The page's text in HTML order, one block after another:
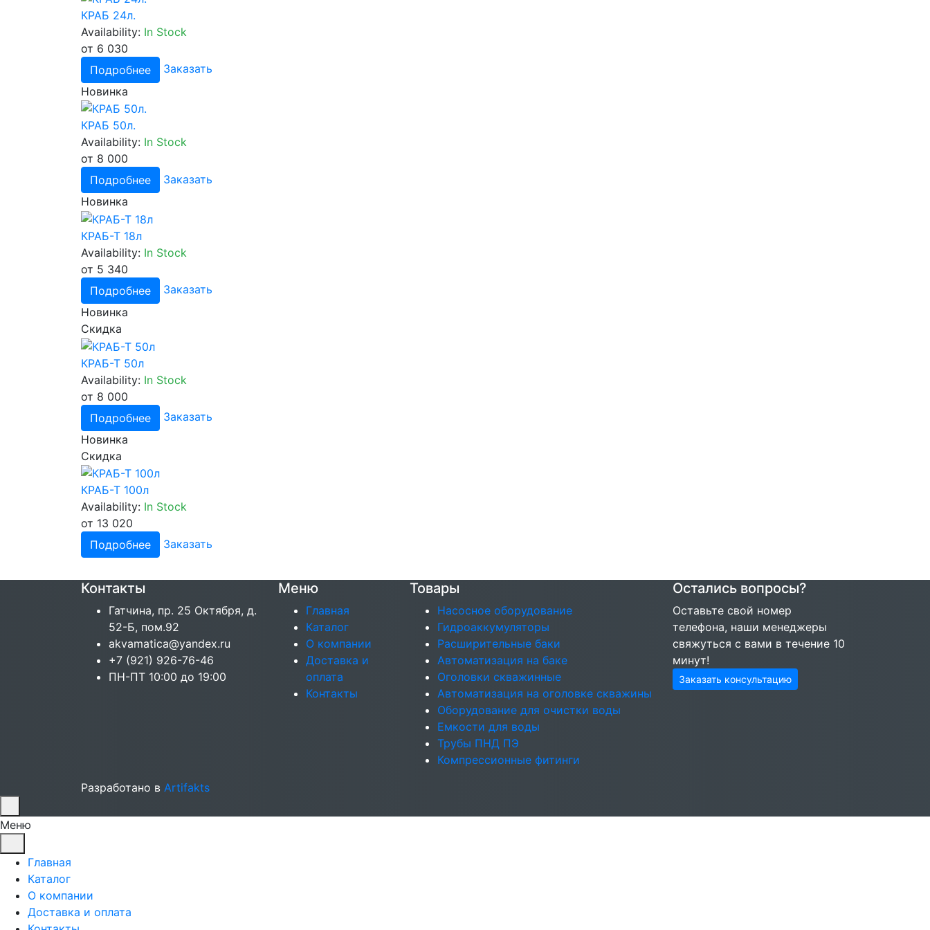
КРАБ 24л.
Availability: In Stock
от 6 030
Подробнее
Заказать
Новинка
КРАБ 50л.
Availability: In Stock
от 8 000
Подробнее
Заказать
Новинка
КРАБ-Т 18л
Availability: In Stock
от 5 340
Подробнее
Заказать
Новинка
Скидка
КРАБ-Т 50л
Availability: In Stock
от 8 000
Подробнее
Заказать
Новинка
Скидка
КРАБ-Т 100л
Availability: In Stock
от 13 020
Подробнее
Заказать
Контакты
Гатчина, пр. 25 Октября, д.
52-Б, пом.92
akvamatica@yandex.ru
+7 (921) 926-76-46
ПН-ПТ 10:00 до 19:00
Меню
Главная
Каталог
О компании
Доставка и
оплата
Контакты
Товары
Насосное оборудование
Гидроаккумуляторы
Расширительные баки
Автоматизация на баке
Оголовки скважинные
Автоматизация на оголовке скважины
Оборудование для очистки воды
Емкости для воды
Трубы ПНД ПЭ
Компрессионные фитинги
Остались вопросы?
Оставьте свой номер
телефона, наши менеджеры
свяжуться с вами в течение 10
минут!
Заказать консультацию
Разработано в Artifakts
Меню
Главная
Каталог
О компании
Доставка и оплата